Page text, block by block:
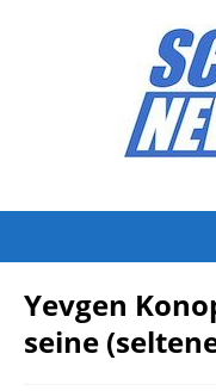
Yevgen
seine